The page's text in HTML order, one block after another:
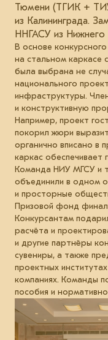
Тюмени (ТГИК +
из Калининграда.
ННГАСУ из Нижнего
В основе
на стальном каркасе
была выбрана не
национального
инфраструктуры.
и конструктивную
Например, проект
покорил жюри
органично вписано в
каркас обеспечивает
Команда НИУ МГСУ и
объединили в одном
и просторные
Призовой фонд
Конкурсантам
расчёта и
и другие партнёры
сувениры, а также
проектных
компаниях. Команды
пособия и